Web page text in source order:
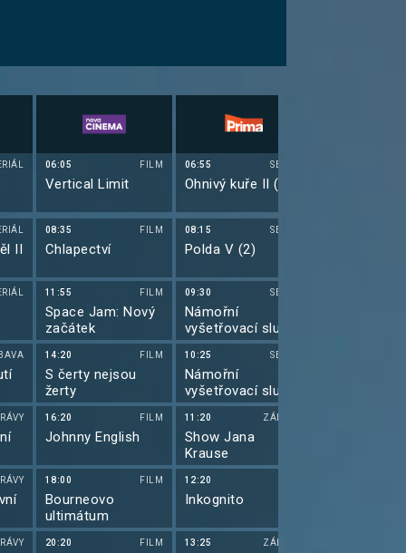
II
06:05 FILM
Vertical Limit
08:35 FILM
Chlapectví
11:55 FILM
Space Jam: Nový
začátek
14:20 FILM
S čerty nejsou
žerty
16:20 FILM
Johnny English
18:00 FILM
Bourneovo
ultimátum
20:20 FILM
06:55 SERIÁL
Ohnivý kuře II (19)
08:15 SERIÁL
Polda V (2)
09:30 SERIÁL
Námořní
vyšetřovací služba
XIX (5)
10:25 SERIÁL
Námořní
vyšetřovací služba
XIX (6)
11:20 ZÁBAVA
Show Jana
Krause
12:20
Inkognito
13:25 ZÁBAVA